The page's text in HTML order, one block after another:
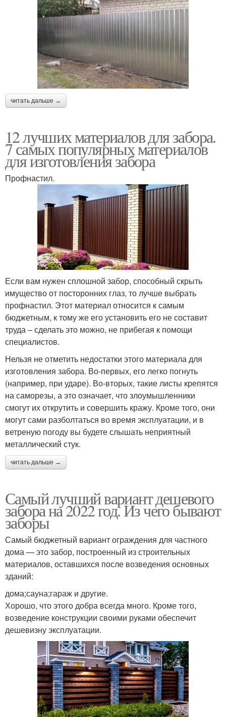
читать дальше →
12 лучших материалов для забора.
7 самых популярных материалов
для изготовления забора
Профнастил.
Если вам нужен сплошной забор, способный скрыть
имущество от посторонних глаз, то лучше выбрать
профнастил. Этот материал относится к самым
бюджетным, к тому же его установить его не составит
труда – сделать это можно, не прибегая к помощи
специалистов.
Нельзя не отметить недостатки этого материала для
изготовления забора. Во-первых, его легко погнуть
(например, при ударе). Во-вторых, такие листы крепятся
на саморезы, а это означает, что злоумышленники
смогут их открутить и совершить кражу. Кроме того, они
могут сами разболтаться во время эксплуатации, и в
ветреную погоду вы будете слышать неприятный
металлический стук.
читать дальше →
Самый лучший вариант дешевого
забора на 2022 год. Из чего бывают
заборы
Самый бюджетный вариант ограждения для частного
дома — это забор, построенный из строительных
материалов, оставшихся после возведения основных
зданий:
дома;сауна;гараж и другие.
Хорошо, что этого добра всегда много. Кроме того,
возведение конструкции своими руками обеспечит
дешевизну эксплуатации.